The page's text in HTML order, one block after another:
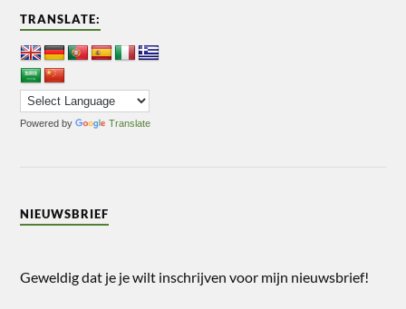
TRANSLATE:
Powered by Translate
NIEUWSBRIEF
Geweldig dat je je wilt inschrijven voor mijn nieuwsbrief!